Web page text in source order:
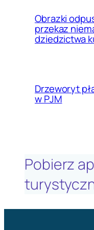
Obrazki
przekaz
dziedzictwa
Drzeworyt
w PJM
Pobierz